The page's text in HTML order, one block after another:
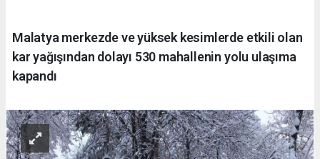
Malatya merkezde ve yüksek kesimlerde etkili olan
kar yağışından dolayı 530 mahallenin yolu ulaşıma
kapandı